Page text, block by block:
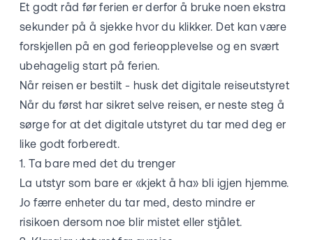
Et godt råd før ferien er derfor å bruke noen ekstra
sekunder på å sjekke hvor du klikker. Det kan være
forskjellen på en god ferieopplevelse og en svært
ubehagelig start på ferien.
Når reisen er bestilt - husk det digitale reiseutstyret
Når du først har sikret selve reisen, er neste steg å
sørge for at det digitale utstyret du tar med deg er
like godt forberedt.
1. Ta bare med det du trenger
La utstyr som bare er «kjekt å ha» bli igjen hjemme.
Jo færre enheter du tar med, desto mindre er
risikoen dersom noe blir mistet eller stjålet.